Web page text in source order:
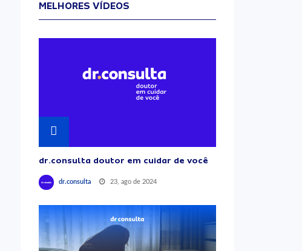
MELHORES VÍDEOS
dr.consulta doutor em cuidar de você
dr.consulta 23, ago de 2024